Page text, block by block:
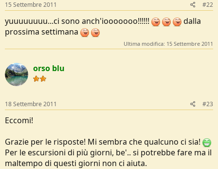
15 Settembre 2011 #22
yuuuuuuuu...ci sono anch'iooooooo!!!!!!
dalla
prossima settimana
Ultima modifica: 15 Settembre 2011
orso blu
18 Settembre 2011 #23
Eccomi!
Grazie per le risposte! Mi sembra che qualcuno ci sia!
Per le escursioni di più giorni, be'.. si potrebbe fare ma il
maltempo di questi giorni non ci aiuta.